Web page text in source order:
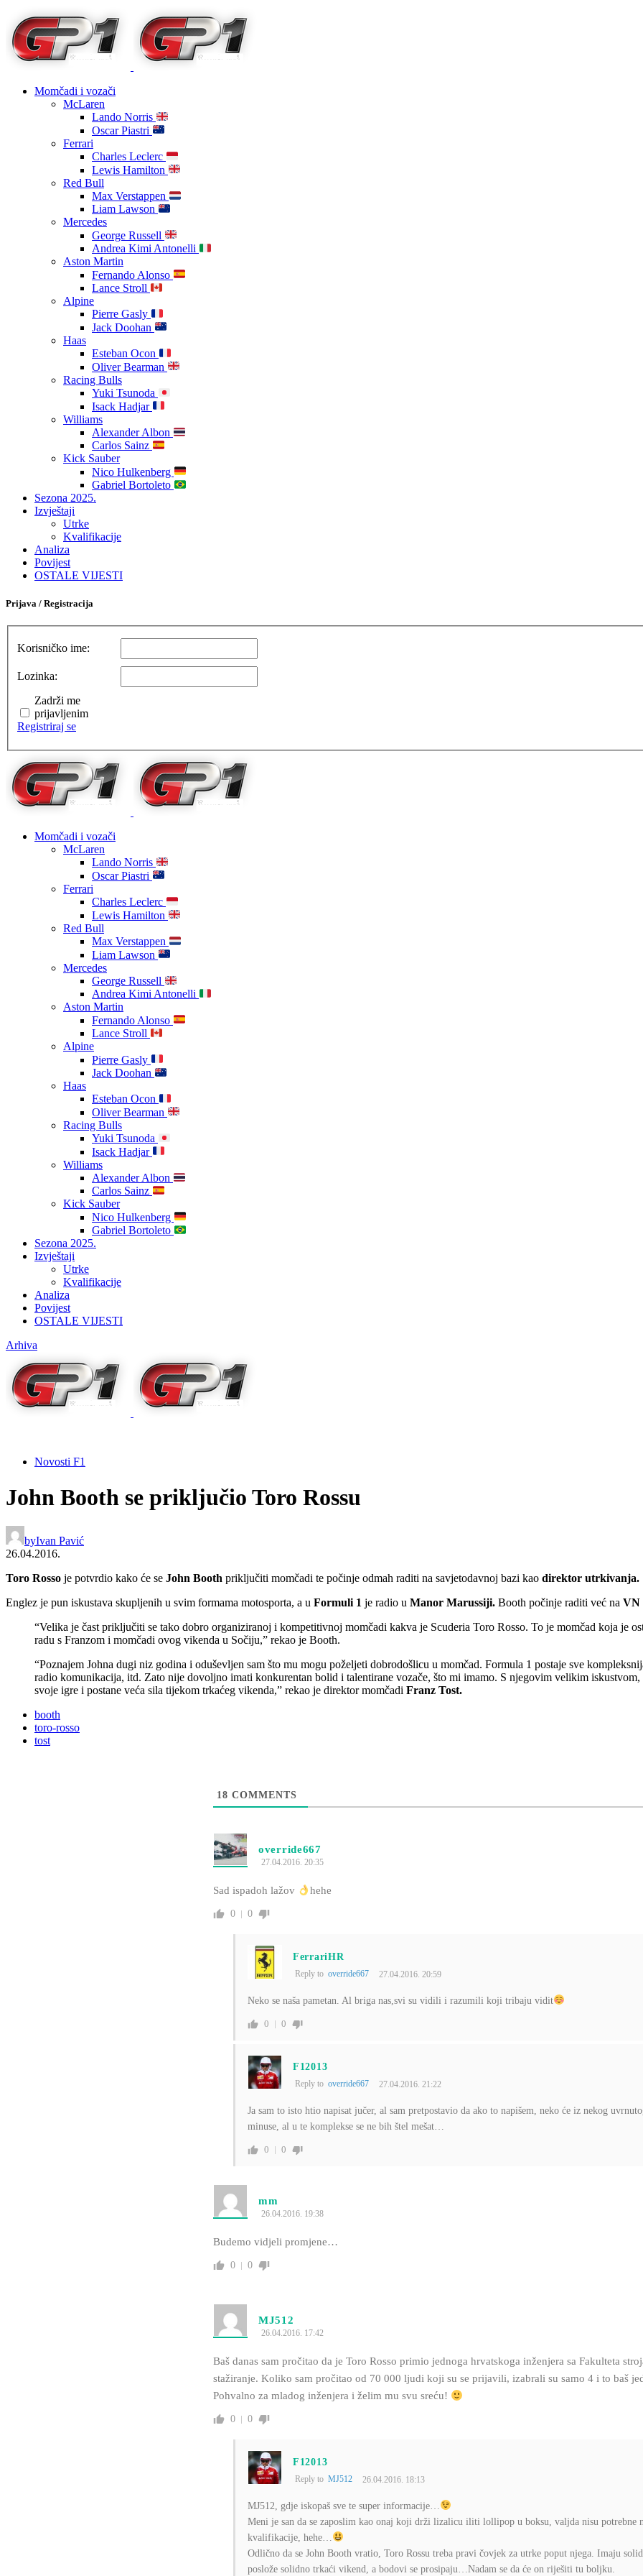
Momčadi i vozači
McLaren
Lando Norris
Oscar Piastri
Ferrari
Charles Leclerc
Lewis Hamilton
Red Bull
Max Verstappen
Liam Lawson
Mercedes
George Russell
Andrea Kimi Antonelli
Aston Martin
Fernando Alonso
Lance Stroll
Alpine
Pierre Gasly
Jack Doohan
Haas
Esteban Ocon
Oliver Bearman
Racing Bulls
Yuki Tsunoda
Isack Hadjar
Williams
Alexander Albon
Carlos Sainz
Kick Sauber
Nico Hulkenberg
Gabriel Bortoleto
Sezona 2025.
Izvještaji
Utrke
Kvalifikacije
Analiza
Povijest
OSTALE VIJESTI
Prijava / Registracija
Korisničko ime:
Lozinka:
Zadrži me
prijavljenim
Registriraj se
Momčadi i vozači
McLaren
Lando Norris
Oscar Piastri
Ferrari
Charles Leclerc
Lewis Hamilton
Red Bull
Max Verstappen
Liam Lawson
Mercedes
George Russell
Andrea Kimi Antonelli
Aston Martin
Fernando Alonso
Lance Stroll
Alpine
Pierre Gasly
Jack Doohan
Haas
Esteban Ocon
Oliver Bearman
Racing Bulls
Yuki Tsunoda
Isack Hadjar
Williams
Alexander Albon
Carlos Sainz
Kick Sauber
Nico Hulkenberg
Gabriel Bortoleto
Sezona 2025.
Izvještaji
Utrke
Kvalifikacije
Analiza
Povijest
OSTALE VIJESTI
Arhiva
Novosti F1
John Booth se priključio Toro Rossu
byIvan Pavić
26.04.2016.
Toro Rosso je potvrdio kako će se John Booth priključiti momčadi te počinje odmah raditi na savjetodavnoj bazi kao direktor utrkivanja.
Englez je pun iskustava skupljenih u svim formama motosporta, a u Formuli 1 je radio u Manor Marussiji. Booth počinje raditi već na VN
“Velika je čast priključiti se tako dobro organiziranoj i kompetitivnoj momčadi kakva je Scuderia Toro Rosso. To je momčad koja je
radu s Franzom i momčadi ovog vikenda u Sočiju,” rekao je Booth.
“Poznajem Johna dugi niz godina i oduševljen sam što mu mogu poželjeti dobrodošlicu u momčad. Formula 1 postaje sve
radio komunikacija, itd. Zato nije dovoljno imati konkurentan bolid i talentirane vozače, što mi imamo. S njegovim velikim iskustvom,
svoje igre i postane veća sila tijekom trkaćeg vikenda,” rekao je direktor momčadi Franz Tost.
booth
toro-rosso
tost
18 COMMENTS
override667
27.04.2016. 20:35
Sad ispadoh lažov hehe
0 0
FerrariHR
Reply to override667 27.04.2016. 20:59
Neko se naša pametan. Al briga nas,svi su vidili i razumili koji tribaju vidit
0 0
F12013
Reply to override667 27.04.2016. 21:22
Ja sam to isto htio napisat jučer, al sam pretpostavio da ako to napišem, neko će iz nekog
minuse, al u te komplekse se ne bih štel mešat…
0 0
mm
26.04.2016. 19:38
Budemo vidjeli promjene…
0 0
MJ512
26.04.2016. 17:42
Baš danas sam pročitao da je Toro Rosso primio jednoga hrvatskoga inženjera sa Fakulteta
stažiranje. Koliko sam pročitao od 70 000 ljudi koji su se prijavili, izabrali su samo 4 i to baš
Pohvalno za mladog inženjera i želim mu svu sreću!
0 0
F12013
Reply to MJ512 26.04.2016. 18:13
MJ512, gdje iskopaš sve te super informacije…
Meni je san da se zaposlim kao onaj koji drži lizalicu iliti lollipop u boksu, valjda nisu potrebne
kvalifikacije, hehe…
Odlično da se John Booth vratio, Toro Rossu treba pravi čovjek za utrke poput njega. Imaju
poslože solidno trkaći vikend, a bodovi se prosipaju…Nadam se da će on riješiti tu boljku.